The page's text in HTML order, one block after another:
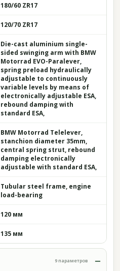
180/60 ZR17
120/70 ZR17
Die-cast aluminium single-
sided swinging arm with BMW
Motorrad EVO-Paralever,
spring preload hydraulically
adjustable to continuously
variable levels by means of
electronically adjustable ESA,
rebound damping with
standard ESA,
BMW Motorrad Telelever,
stanchion diameter 35mm,
central spring strut, rebound
damping electronically
adjustable with standard ESA,
Tubular steel frame, engine
load-bearing
120 мм
135 мм
9 параметров